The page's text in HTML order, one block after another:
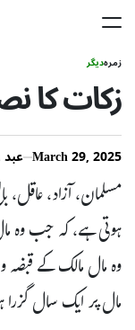
Skip
to
content
زمرہدیگر
زکات کا
March 29, 2025 عبد
مسلمان، آزاد،
ہوتی ہے، کہ جب وہ
وہ مال مالک کے
مال پر ایک سال